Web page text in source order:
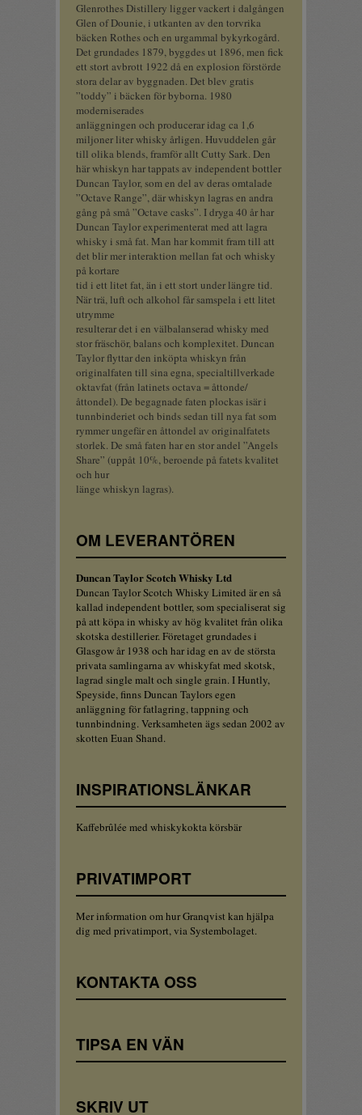
Glenrothes Distillery ligger vackert i dalgången
Glen of Dounie, i utkanten av den torvrika
bäcken Rothes och en urgammal bykyrkogård.
Det grundades 1879, byggdes ut 1896, men fick
ett stort avbrott 1922 då en explosion förstörde
stora delar av byggnaden. Det blev gratis
”toddy” i bäcken för byborna. 1980
moderniserades
anläggningen och producerar idag ca 1,6
miljoner liter whisky årligen. Huvuddelen går
till olika blends, framför allt Cutty Sark. Den
här whiskyn har tappats av independent bottler
Duncan Taylor, som en del av deras omtalade
”Octave Range”, där whiskyn lagras en andra
gång på små ”Octave casks”. I dryga 40 år har
Duncan Taylor experimenterat med att lagra
whisky i små fat. Man har kommit fram till att
det blir mer interaktion mellan fat och whisky
på kortare
tid i ett litet fat, än i ett stort under längre tid.
När trä, luft och alkohol får samspela i ett litet
utrymme
resulterar det i en välbalanserad whisky med
stor fräschör, balans och komplexitet. Duncan
Taylor flyttar den inköpta whiskyn från
originalfaten till sina egna, specialtillverkade
oktavfat (från latinets octava = åttonde/
åttondel). De begagnade faten plockas isär i
tunnbinderiet och binds sedan till nya fat som
rymmer ungefär en åttondel av originalfatets
storlek. De små faten har en stor andel ”Angels
Share” (uppåt 10%, beroende på fatets kvalitet
och hur
länge whiskyn lagras).
OM LEVERANTÖREN
Duncan Taylor Scotch Whisky Ltd
Duncan Taylor Scotch Whisky Limited är en så
kallad independent bottler, som specialiserat sig
på att köpa in whisky av hög kvalitet från olika
skotska destillerier. Företaget grundades i
Glasgow år 1938 och har idag en av de största
privata samlingarna av whiskyfat med skotsk,
lagrad single malt och single grain. I Huntly,
Speyside, finns Duncan Taylors egen
anläggning för fatlagring, tappning och
tunnbindning. Verksamheten ägs sedan 2002 av
skotten Euan Shand.
INSPIRATIONSLÄNKAR
Kaffebrûlée med whiskykokta körsbär
PRIVATIMPORT
Mer information om hur Granqvist kan hjälpa
dig med privatimport, via Systembolaget.
KONTAKTA OSS
TIPSA EN VÄN
SKRIV UT